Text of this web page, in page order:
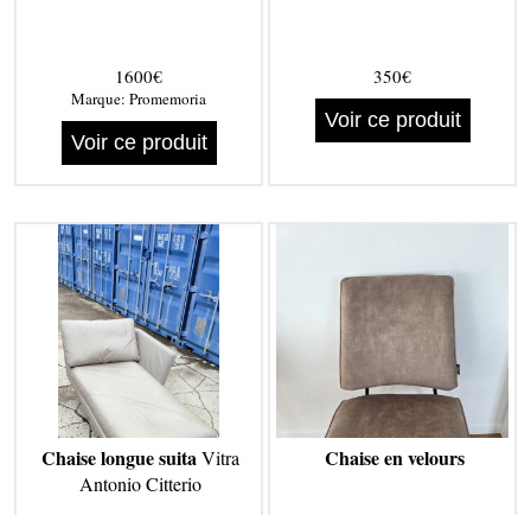
1600€
Marque: Promemoria
Voir ce produit
350€
Voir ce produit
Chaise longue suitaVitra
Antonio Citterio
Chaise en velours